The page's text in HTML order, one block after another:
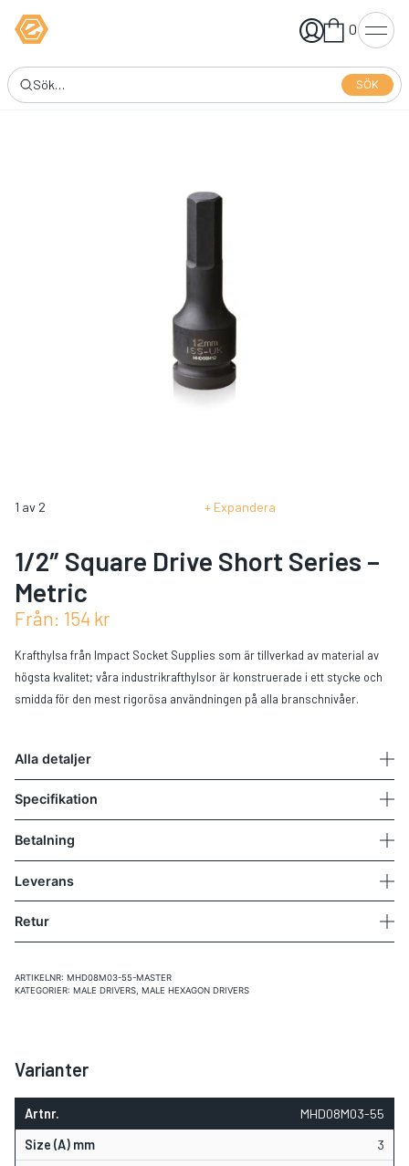
0
SÖK
1 av 2 Expandera
1/2″ Square Drive Short Series –
Metric
Från: 154 kr
Krafthylsa från Impact Socket Supplies som är tillverkad av material av
högsta kvalitet; våra industrikrafthylsor är konstruerade i ett stycke och
smidda för den mest rigorösa användningen på alla branschnivåer.
Alla detaljer
Specifikation
Betalning
Leverans
Retur
ARTIKELNR: MHD08M03-55-MASTER
KATEGORIER: MALE DRIVERS MALE HEXAGON DRIVERS
Varianter
MHD08M03-55
3